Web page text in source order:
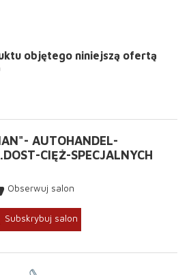
objętego niniejszą ofertą
AUTOHANDEL-
CIĘŻ-SPECJALNYCH
Obserwuj salon
Subskrybuj salon